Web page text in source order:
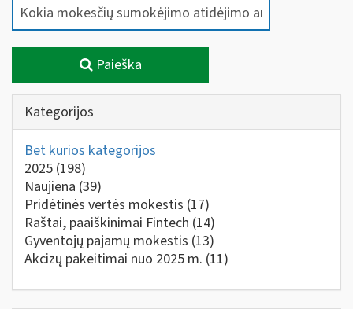
Paieška
Kategorijos
Bet kurios kategorijos
2025 (198)
Naujiena (39)
Pridėtinės vertės mokestis (17)
Raštai, paaiškinimai Fintech (14)
Gyventojų pajamų mokestis (13)
Akcizų pakeitimai nuo 2025 m. (11)